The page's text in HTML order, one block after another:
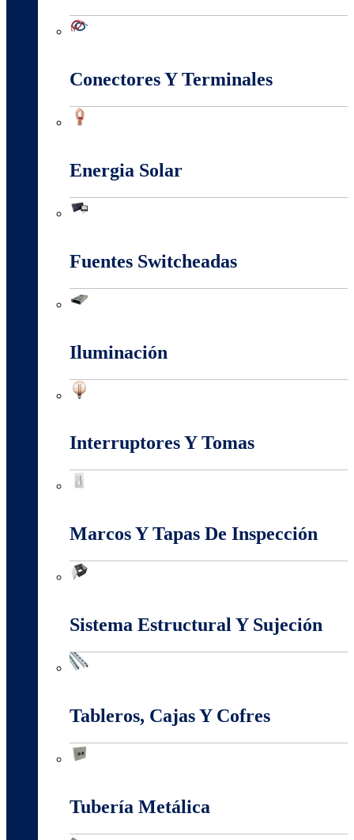
Conectores Y Terminales
Energia Solar
Fuentes Switcheadas
Iluminación
Interruptores Y Tomas
Marcos Y Tapas De Inspección
Sistema Estructural Y Sujeción
Tableros, Cajas Y Cofres
Tubería Metálica